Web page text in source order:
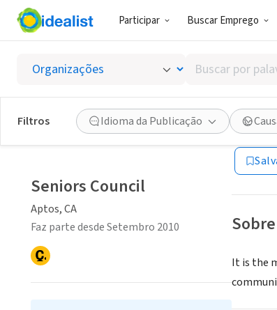
Participar Buscar Emprego
Buscar
por
palavra-
chave,
habilidades
ou
interesses
Filtros Idioma da Publicação Aptos, CA
It is the
Seniors Council
Aptos, CA
Faz parte desde Setembro 2010